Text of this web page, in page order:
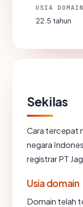
USIA DOMAIN
22.5 tahun
Sekilas
Cara tercepat
negara
registrar PT
Usia domain
Domain telah